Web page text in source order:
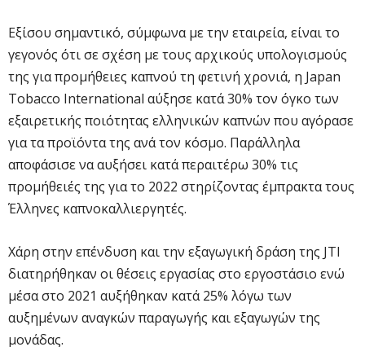
Εξίσου σημαντικό, σύμφωνα με την εταιρεία, είναι το
γεγονός ότι σε σχέση με τους αρχικούς υπολογισμούς
της για προμήθειες καπνού τη φετινή χρονιά, η Japan
Tobacco International αύξησε κατά 30% τον όγκο των
εξαιρετικής ποιότητας ελληνικών καπνών που αγόρασε
για τα προϊόντα της ανά τον κόσμο. Παράλληλα
αποφάσισε να αυξήσει κατά περαιτέρω 30% τις
προμήθειές της για το 2022 στηρίζοντας έμπρακτα τους
Έλληνες καπνοκαλλιεργητές.
Χάρη στην επένδυση και την εξαγωγική δράση της JTI
διατηρήθηκαν οι θέσεις εργασίας στο εργοστάσιο ενώ
μέσα στο 2021 αυξήθηκαν κατά 25% λόγω των
αυξημένων αναγκών παραγωγής και εξαγωγών της
μονάδας.